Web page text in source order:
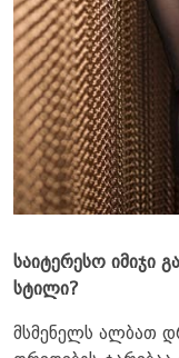
საიტერესო იმიჯი
სტილი?
მსმენელს ალბათ